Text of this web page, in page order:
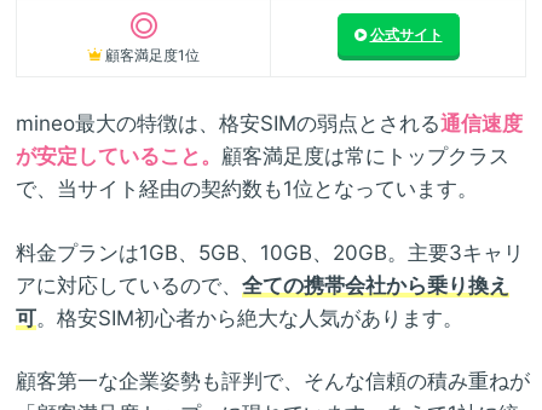
顧客満足度1位
公式サイト
mineo最大の特徴は、格安SIMの弱点とされる通信速度
が安定していること。 顧客満足度は常にトップクラス
で、当サイト経由の契約数も1位となっています。
料金プランは1GB、5GB、10GB、20GB。主要3キャリ
アに対応しているので、 全ての携帯会社から乗り換え
可。格安SIM初心者から絶大な人気があります。
顧客第一な企業姿勢も評判で、そんな信頼の積み重ねが